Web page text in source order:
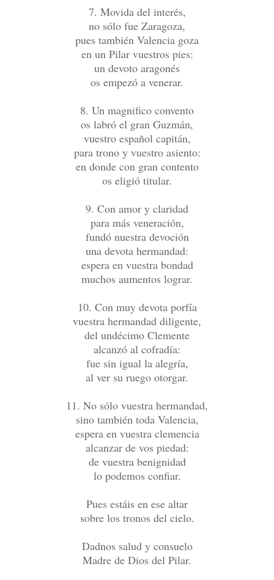
7. Movida del interés,
no sólo fue Zaragoza,
pues también Valencia goza
en un Pilar vuestros pies:
un devoto aragonés
os empezó a venerar.
8. Un magnifico convento
os labró el gran Guzmán,
vuestro español capitán,
para trono y vuestro asiento:
en donde con gran contento
os eligió titular.
9. Con amor y claridad
para más veneración,
fundó nuestra devoción
una devota hermandad:
espera en vuestra bondad
muchos aumentos lograr.
10. Con muy devota porfía
vuestra hermandad diligente,
del undécimo Clemente
alcanzó al cofradía:
fue sin igual la alegría,
al ver su ruego otorgar.
11. No sólo vuestra hermandad,
sino también toda Valencia,
espera en vuestra clemencia
alcanzar de vos piedad:
de vuestra benignidad
lo podemos confiar.
Pues estáis en ese altar
sobre los tronos del cielo.
Dadnos salud y consuelo
Madre de Dios del Pilar.